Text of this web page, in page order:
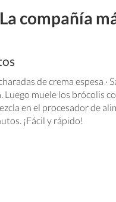
compañía
de crema espesa ·
muele los brócolis
en el procesador de
¡Fácil y rápido!